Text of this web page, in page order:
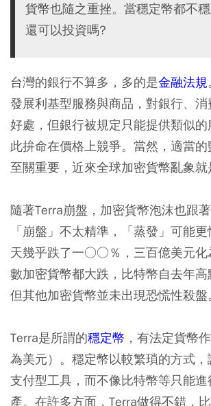
貨幣也隨之重挫。當穩定幣都不
還可以投資嗎?
台灣的銀行不算多，多的是金融法規
發展利基型服務與商品，對銀行、
好處，但銀行被規定只能提供類似
此拚命在價格上競爭。當然，適當
至關重要，近來全球加密貨幣亂象就
隨著Terra崩盤，加密貨幣泡沫也跟
「崩盤」不太精準，「蒸發」可能
天幾乎跌了一○○％，三百億美元化
數加密貨幣都大跌，比特幣自去年高
但其他加密貨幣並未出現恐慌性殺盤
Terra是所謂的穩定幣 ，有法定貨幣
為美元）。穩定幣以較繁瑣的方式
支付型工具，而不像比特幣等只能
產。在許多方面，Terra做得不錯，